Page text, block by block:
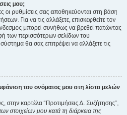
μου;
οι ρυθμίσεις σας αποθηκεύονται στη βάση
Για να τις αλλάξετε, επισκεφθείτε τον
μπορεί συνήθως να βρεθεί πατώντας
των περισσότερων σελίδων του
θα σας επιτρέψει να αλλάξετε τις
του ονόματος μου στη λίστα μελών
στην καρτέλα “Προτιμήσεις Δ. Συζήτησης”,
στοιχείων μου κατά τη διάρκεια της